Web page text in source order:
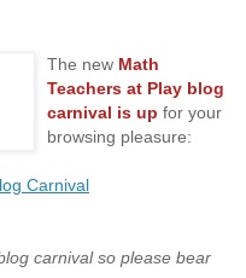
The new Math
Teachers at Play blog
carnival is up for your
browsing pleasure:
Carnival
carnival so please bear